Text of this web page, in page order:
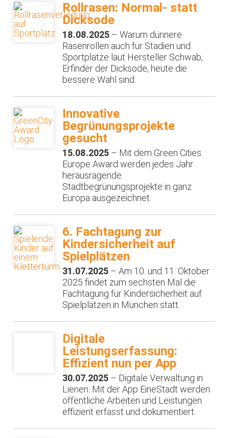
Rollrasen: Normal- statt
Dicksode
18.08.2025 – Warum dünnere
Rasenrollen auch für Stadien und
Sportplätze laut Hersteller Schwab,
Erfinder der Dicksode, heute die
bessere Wahl sind.
Innovative
Begrünungsprojekte
gesucht
15.08.2025 – Mit dem Green Cities
Europe Award werden jedes Jahr
herausragende
Stadtbegrünungsprojekte in ganz
Europa ausgezeichnet.
6. Fachtagung zur
Kindersicherheit auf
Spielplätzen
31.07.2025 – Am 10. und 11. Oktober
2025 findet zum sechsten Mal die
Fachtagung für Kindersicherheit auf
Spielplätzen in München statt.
Digitale
Leistungserfassung:
Effizient nun per App
30.07.2025 – Digitale Verwaltung in
Lienen: Mit der App EineStadt werden
öffentliche Arbeiten und Leistungen
effizient erfasst und dokumentiert.